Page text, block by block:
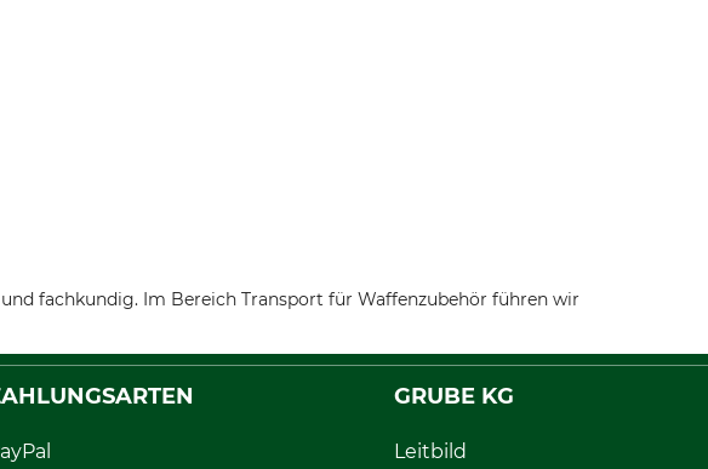
fachkundig. Im Bereich Transport für Waffenzubehör führen wir
GRUBE KG
Leitbild